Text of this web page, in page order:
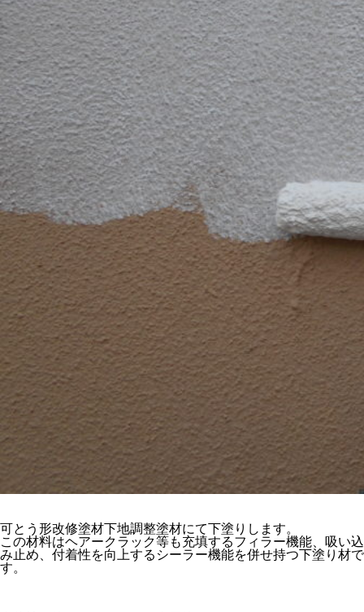
可とう形改修塗材下地調整塗材にて下塗りします。
この材料はヘアークラック等も充填するフィラー機能、吸い込
み止め、付着性を向上するシーラー機能を併せ持つ下塗り材で
す。